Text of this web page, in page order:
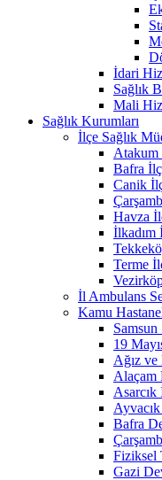
İdari
Sağlık
Mali
Sağlık Kurumları
İlçe Sağlık
Atakum
Bafra
Canik
Havza
İlkadım
Terme
İl Ambulans
Kamu
Samsun
19
Ağız ve
Alaçam
Asarcık
Bafra
Fiziksel
Gazi